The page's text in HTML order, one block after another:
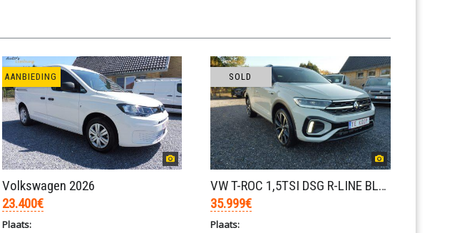
AANBIEDING
Volkswagen 2026
23.400€
Plaats:
SOLD
VW T-ROC 1,5TSI DSG R-LINE BLACK PACK 150PK/panoda
35.999€
Plaats: